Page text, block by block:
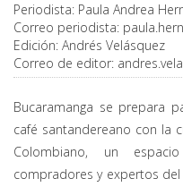
Periodista: Paula Andrea
Correo periodista:
Edición: Andrés Velásquez
Correo de editor:
Bucaramanga se prepara
café santandereano con la
Colombiano, un
compradores y expertos